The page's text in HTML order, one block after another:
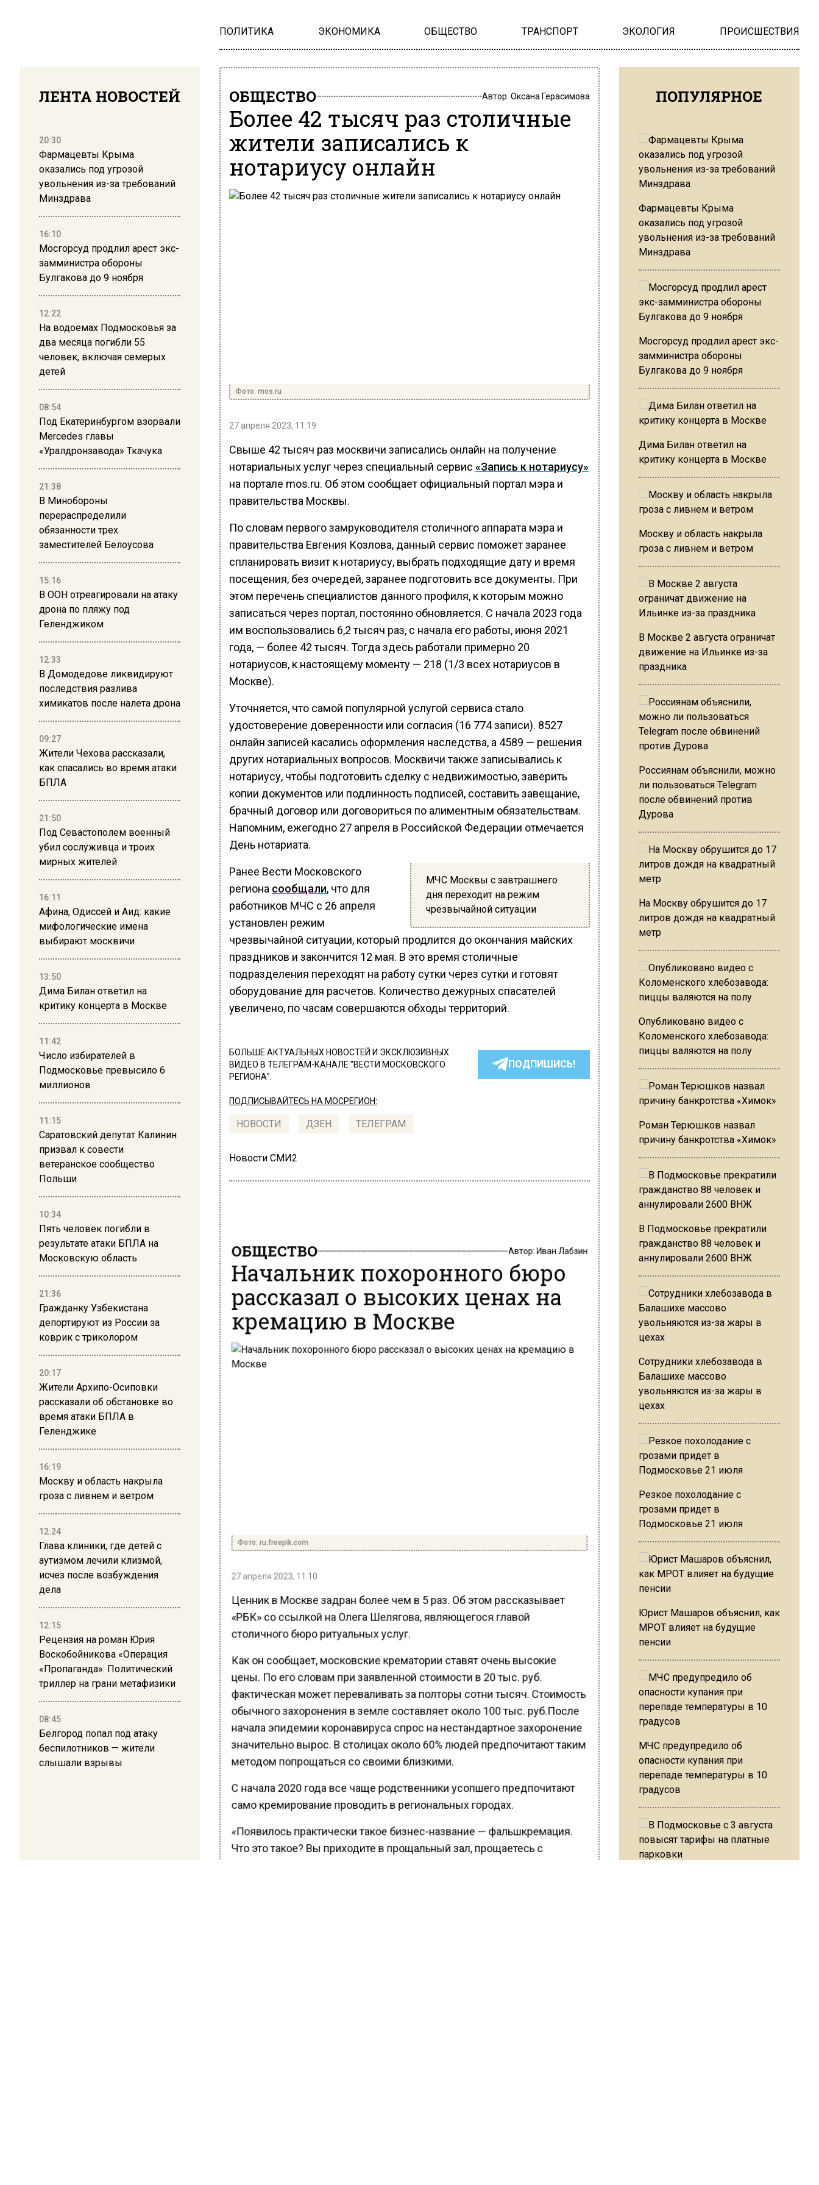
ПОЛИТИКА ЭКОНОМИКА ОБЩЕСТВО ТРАНСПОРТ ЭКОЛОГИЯ ПРОИСШЕСТВИЯ
ЛЕНТА НОВОСТЕЙ
20:30
Фармацевты Крыма
оказались под угрозой
увольнения из-за требований
Минздрава
16:10
Мосгорсуд продлил арест экс-
замминистра обороны
Булгакова до 9 ноября
12:22
На водоемах Подмосковья за
два месяца погибли 55
человек, включая семерых
детей
08:54
Под Екатеринбургом взорвали
Mercedes главы
«Уралдронзавода» Ткачука
21:38
В Минобороны
перераспределили
обязанности трех
заместителей Белоусова
15:16
В ООН отреагировали на атаку
дрона по пляжу под
Геленджиком
12:33
В Домодедове ликвидируют
последствия разлива
химикатов после налета дрона
09:27
Жители Чехова рассказали,
как спасались во время атаки
БПЛА
21:50
Под Севастополем военный
убил сослуживца и троих
мирных жителей
16:11
Афина, Одиссей и Аид: какие
мифологические имена
выбирают москвичи
13:50
Дима Билан ответил на
критику концерта в Москве
11:42
Число избирателей в
Подмосковье превысило 6
миллионов
11:15
Саратовский депутат Калинин
призвал к совести
ветеранское сообщество
Польши
10:34
Пять человек погибли в
результате атаки БПЛА на
Московскую область
21:36
Гражданку Узбекистана
депортируют из России за
коврик с триколором
20:17
Жители Архипо-Осиповки
рассказали об обстановке во
время атаки БПЛА в
Геленджике
16:19
Москву и область накрыла
гроза с ливнем и ветром
12:24
Глава клиники, где детей с
аутизмом лечили клизмой,
исчез после возбуждения
дела
12:15
Рецензия на роман Юрия
Воскобойникова «Операция
«Пропаганда»: Политический
триллер на грани метафизики
08:45
Белгород попал под атаку
беспилотников — жители
слышали взрывы
ОБЩЕСТВО Автор: Оксана Герасимова
Более 42 тысяч раз столичные
жители записались к
нотариусу онлайн
Фото: mos.ru
27 апреля 2023, 11:19
Свыше 42 тысяч раз москвичи записались онлайн на получение
нотариальных услуг через специальный сервис «Запись к нотариусу»
на портале mos.ru. Об этом сообщает официальный портал мэра и
правительства Москвы.
По словам первого замруководителя столичного аппарата мэра и
правительства Евгения Козлова, данный сервис поможет заранее
спланировать визит к нотариусу, выбрать подходящие дату и время
посещения, без очередей, заранее подготовить все документы. При
этом перечень специалистов данного профиля, к которым можно
записаться через портал, постоянно обновляется. С начала 2023 года
им воспользовались 6,2 тысяч раз, с начала его работы, июня 2021
года, — более 42 тысяч. Тогда здесь работали примерно 20
нотариусов, к настоящему моменту — 218 (1/3 всех нотариусов в
Москве).
Уточняется, что самой популярной услугой сервиса стало
удостоверение доверенности или согласия (16 774 записи). 8527
онлайн записей касались оформления наследства, а 4589 — решения
других нотариальных вопросов. Москвичи также записывались к
нотариусу, чтобы подготовить сделку с недвижимостью, заверить
копии документов или подлинность подписей, составить завещание,
брачный договор или договориться по алиментным обязательствам.
Напомним, ежегодно 27 апреля в Российской Федерации отмечается
День нотариата.
МЧС Москвы с завтрашнего
дня переходит на режим
чрезвычайной ситуации
Ранее Вести Московского
региона сообщали, что для
работников МЧС с 26 апреля
установлен режим
чрезвычайной ситуации, который продлится до окончания майских
праздников и закончится 12 мая. В это время столичные
подразделения переходят на работу сутки через сутки и готовят
оборудование для расчетов. Количество дежурных спасателей
увеличено, по часам совершаются обходы территорий.
БОЛЬШЕ АКТУАЛЬНЫХ НОВОСТЕЙ И ЭКСКЛЮЗИВНЫХ
ВИДЕО В ТЕЛЕГРАМ-КАНАЛЕ "ВЕСТИ МОСКОВСКОГО
РЕГИОНА".
ПОДПИШИСЬ!
ПОДПИСЫВАЙТЕСЬ НА МОСРЕГИОН:
НОВОСТИ ДЗЕН ТЕЛЕГРАМ
Новости СМИ2
ОБЩЕСТВО Иван Лабзин
Начальник похоронного бюро
рассказал о высоких ценах на
кремацию в Москве
Фото: ru.freepik.com
27 апреля 2023, 11:10
Ценник в Москве задран более чем в 5 раз. Об этом рассказывает
«РБК» со ссылкой на Олега Шелягова, являющегося главой
столичного бюро ритуальных услуг.
Как он сообщает, московские крематории ставят очень высокие
цены. По его словам при заявленной стоимости в 20 тыс. руб.
фактическая может переваливать за полторы сотни тысяч. Стоимость
обычного захоронения в земле составляет около 100 тыс. руб.После
начала эпидемии коронавируса спрос на нестандартное захоронение
значительно вырос. В столицах около 60% людей предпочитают таким
методом попрощаться со своими близкими.
С начала 2020 года все чаще родственники усопшего предпочитают
само кремирование проводить в региональных городах.
«Появилось практически такое бизнес-название — фальшкремация.
Что это такое? Вы приходите в прощальный зал, прощаетесь с
ПОПУЛЯРНОЕ
Фармацевты Крыма
оказались под угрозой
увольнения из-за требований
Минздрава
Мосгорсуд продлил арест экс-
замминистра обороны
Булгакова до 9 ноября
Дима Билан ответил на
критику концерта в Москве
Москву и область накрыла
гроза с ливнем и ветром
В Москве 2 августа ограничат
движение на Ильинке из-за
праздника
Россиянам объяснили, можно
ли пользоваться Telegram
после обвинений против
Дурова
На Москву обрушится до 17
литров дождя на квадратный
метр
Опубликовано видео с
Коломенского хлебозавода:
пиццы валяются на полу
Роман Терюшков назвал
причину банкротства «Химок»
В Подмосковье прекратили
гражданство 88 человек и
аннулировали 2600 ВНЖ
Сотрудники хлебозавода в
Балашихе массово
увольняются из-за жары в
цехах
Резкое похолодание с
грозами придет в
Подмосковье 21 июля
Юрист Машаров объяснил, как
МРОТ влияет на будущие
пенсии
МЧС предупредило об
опасности купания при
перепаде температуры в 10
градусов